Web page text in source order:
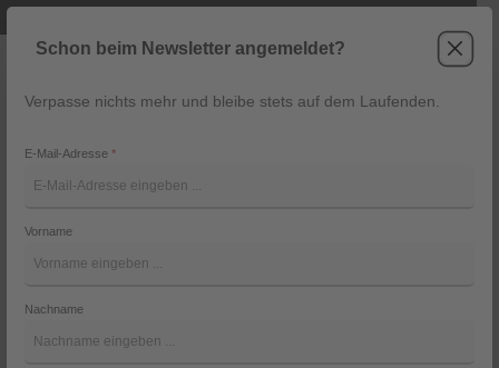
Navigation
Schon beim Newsletter angemeldet?
Verpasse nichts mehr und bleibe stets auf dem Laufenden.
E-Mail-Adresse*
Vorname
Nachname